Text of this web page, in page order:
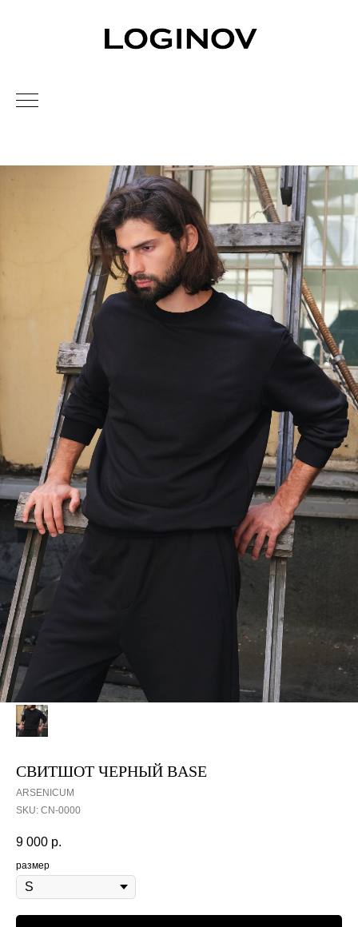
СВИТШОТ ЧЕРНЫЙ BASE
ARSENICUM
SKU: СN-0000
9 000 р.
размер